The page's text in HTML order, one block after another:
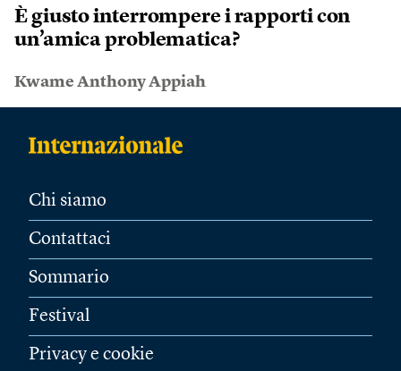
È giusto interrompere i rapporti con
un’amica problematica?
Kwame Anthony Appiah
Chi siamo
Contattaci
Sommario
Festival
Privacy e cookie